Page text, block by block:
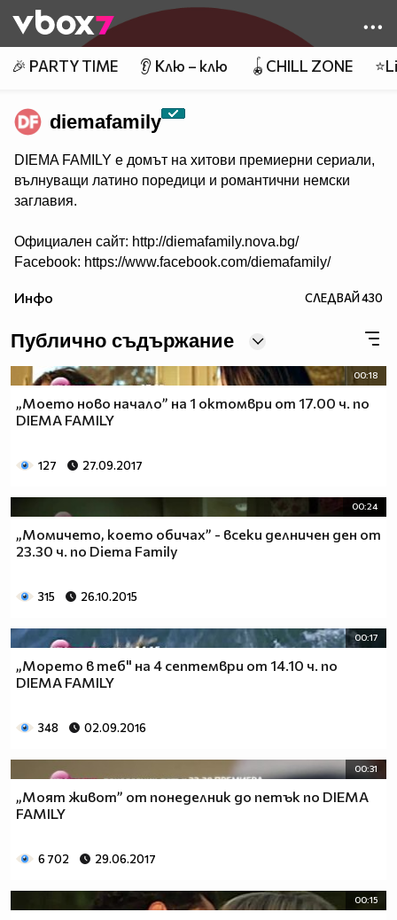
👾
🎉 PARTY TIME 👂 Клю – клю 🪀CHILL ZONE
diemafamily
DIEMA FAMILY e домът на хитови премиерни сериали,
вълнуващи латино поредици и романтични немски
заглавия.
Официален сайт: http://diemafamily.nova.bg/
Facebook: https://www.facebook.com/diemafamily/
Инфо СЛЕДВАЙ430
Публично съдържание
00:18
„Моето ново начало” на 1 октомври от 17.00 ч. по
DIEMA FAMILY
127 27.09.2017
00:24
„Момичето, което обичах” - всеки делничен ден от
23.30 ч. по Diema Family
315 26.10.2015
00:17
„Морето в теб" на 4 септември от 14.10 ч. по
DIEMA FAMILY
348 02.09.2016
00:31
„Моят живот” от понеделник до петък по DIEMA
FAMILY
6 702 29.06.2017
00:15